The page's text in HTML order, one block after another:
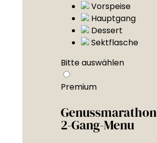
Vorspeise
Hauptgang
Dessert
Sektflasche
Bitte auswählen
Premium
Genussmarathon
2-Gang-Menu